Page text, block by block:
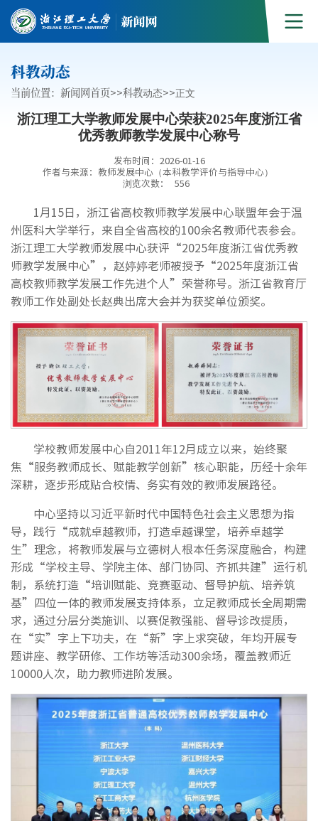
科教动态
当前位置： 新闻网首页>>科教动态>>正文
浙江理工大学教师发展中心荣获2025年度浙江省
优秀教师教学发展中心称号
发布时间：2026-01-16
作者与来源：教师发展中心（本科教学评价与指导中心）
浏览次数：
556
1月15日，浙江省高校教师教学发展中心联盟年会于温
州医科大学举行，来自全省高校的100余名教师代表参会。
浙江理工大学教师发展中心获评“2025年度浙江省优秀教
师教学发展中心”，赵婷婷老师被授予“2025年度浙江省
高校教师教学发展工作先进个人”荣誉称号。浙江省教育厅
教师工作处副处长赵典出席大会并为获奖单位颁奖。
学校教师发展中心自2011年12月成立以来，始终聚
焦“服务教师成长、赋能教学创新”核心职能，历经十余年
深耕，逐步形成贴合校情、务实有效的教师发展路径。
中心坚持以习近平新时代中国特色社会主义思想为指
导，践行“成就卓越教师，打造卓越课堂，培养卓越学
生”理念，将教师发展与立德树人根本任务深度融合，构建
形成“学校主导、学院主体、部门协同、齐抓共建”运行机
制，系统打造“培训赋能、竞赛驱动、督导护航、培养筑
基”四位一体的教师发展支持体系，立足教师成长全周期需
求，通过分层分类施训、以赛促教强能、督导诊改提质，
在“实”字上下功夫，在“新”字上求突破，年均开展专
题讲座、教学研修、工作坊等活动300余场，覆盖教师近
10000人次，助力教师进阶发展。